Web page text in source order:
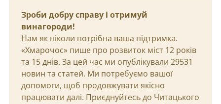
Зроби добру справу і отримуй
винагороди!
Нам як ніколи потрібна ваша підтримка.
«Хмарочос» пише про розвиток міст 12 років
та 15 днів. За цей час ми опублікували 29531
новин та статей. Ми потребуємо вашої
допомоги, щоб продовжувати якісно
працювати далі. Приєднуйтесь до Читацького